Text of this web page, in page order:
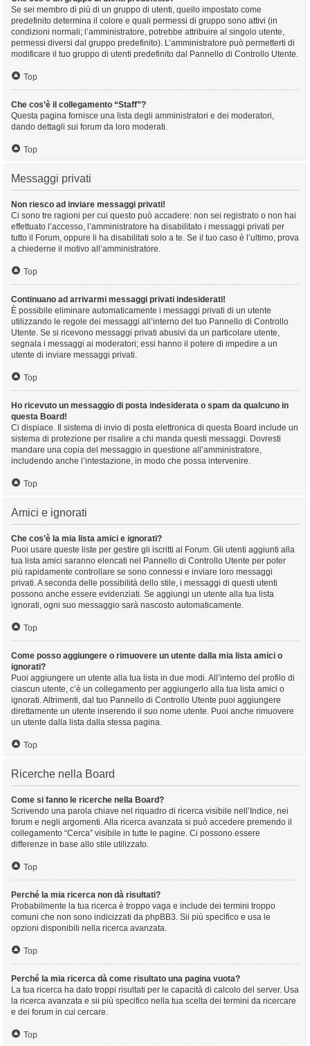
Se sei membro di più di un gruppo di utenti, quello impostato come
predefinito determina il colore e quali permessi di gruppo sono attivi (in
condizioni normali; l’amministratore, potrebbe attribuire al singolo utente,
permessi diversi dal gruppo predefinito). L’amministratore può permetterti di
modificare il tuo gruppo di utenti predefinito dal Pannello di Controllo Utente.
Top
Che cos’è il collegamento “Staff”?
Questa pagina fornisce una lista degli amministratori e dei moderatori,
dando dettagli sui forum da loro moderati.
Top
Messaggi privati
Non riesco ad inviare messaggi privati!
Ci sono tre ragioni per cui questo può accadere: non sei registrato o non hai
effettuato l’accesso, l’amministratore ha disabilitato i messaggi privati per
tutto il Forum, oppure li ha disabilitati solo a te. Se il tuo caso è l’ultimo, prova
a chiederne il motivo all’amministratore.
Top
Continuano ad arrivarmi messaggi privati indesiderati!
È possibile eliminare automaticamente i messaggi privati ​​di un utente
utilizzando le regole dei messaggi all’interno del tuo Pannello di Controllo
Utente. Se si ricevono messaggi privati ​​abusivi da un particolare utente,
segnala i messaggi ai moderatori; essi hanno il potere di impedire a un
utente di inviare messaggi privati​​.
Top
Ho ricevuto un messaggio di posta indesiderata o spam da qualcuno in
questa Board!
Ci dispiace. Il sistema di invio di posta elettronica di questa Board include un
sistema di protezione per risalire a chi manda questi messaggi. Dovresti
mandare una copia del messaggio in questione all’amministratore,
includendo anche l’intestazione, in modo che possa intervenire.
Top
Amici e ignorati
Che cos’è la mia lista amici e ignorati?
Puoi usare queste liste per gestire gli iscritti al Forum. Gli utenti aggiunti alla
tua lista amici saranno elencati nel Pannello di Controllo Utente per poter
più rapidamente controllare se sono connessi e inviare loro messaggi
privati. A seconda delle possibilità dello stile, i messaggi di questi utenti
possono anche essere evidenziati. Se aggiungi un utente alla tua lista
ignorati, ogni suo messaggio sarà nascosto automaticamente.
Top
Come posso aggiungere o rimuovere un utente dalla mia lista amici o
ignorati?
Puoi aggiungere un utente alla tua lista in due modi. All’interno del profilo di
ciascun utente, c’è un collegamento per aggiungerlo alla tua lista amici o
ignorati. Altrimenti, dal tuo Pannello di Controllo Utente puoi aggiungere
direttamente un utente inserendo il suo nome utente. Puoi anche rimuovere
un utente dalla lista dalla stessa pagina.
Top
Ricerche nella Board
Come si fanno le ricerche nella Board?
Scrivendo una parola chiave nel riquadro di ricerca visibile nell’Indice, nei
forum e negli argomenti. Alla ricerca avanzata si può accedere premendo il
collegamento “Cerca” visibile in tutte le pagine. Ci possono essere
differenze in base allo stile utilizzato.
Top
Perché la mia ricerca non dà risultati?
Probabilmente la tua ricerca è troppo vaga e include dei termini troppo
comuni che non sono indicizzati da phpBB3. Sii più specifico e usa le
opzioni disponibili nella ricerca avanzata.
Top
Perché la mia ricerca dà come risultato una pagina vuota?
La tua ricerca ha dato troppi risultati per le capacità di calcolo del server. Usa
la ricerca avanzata e sii più specifico nella tua scelta dei termini da ricercare
e dei forum in cui cercare.
Top